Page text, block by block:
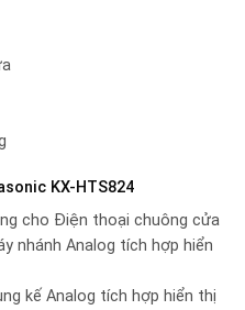
KX-HTS824
cho Điện thoại chuông cửa
nhánh Analog tích hợp hiển
kế Analog tích hợp hiển thị